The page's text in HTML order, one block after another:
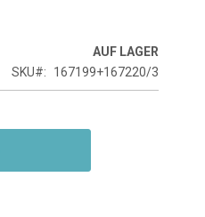
AUF LAGER
SKU
167199+167220/3